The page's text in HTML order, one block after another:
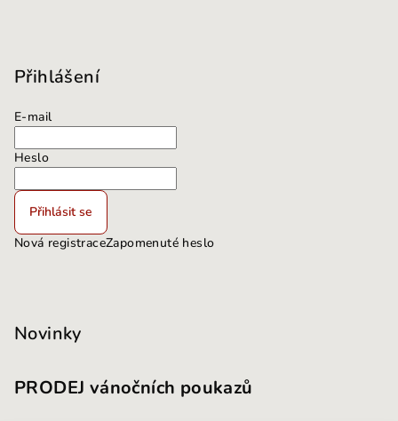
Přihlášení
E-mail
Heslo
Přihlásit se
Nová registraceZapomenuté heslo
Novinky
PRODEJ vánočních poukazů